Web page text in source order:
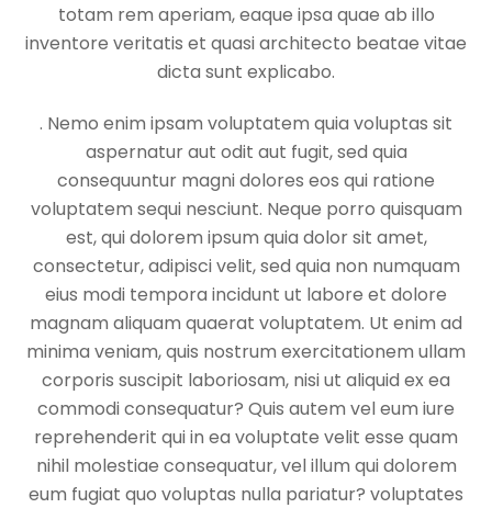
totam rem aperiam, eaque ipsa quae ab illo
inventore veritatis et quasi architecto beatae vitae
dicta sunt explicabo.
. Nemo enim ipsam voluptatem quia voluptas sit
aspernatur aut odit aut fugit, sed quia
consequuntur magni dolores eos qui ratione
voluptatem sequi nesciunt. Neque porro quisquam
est, qui dolorem ipsum quia dolor sit amet,
consectetur, adipisci velit, sed quia non numquam
eius modi tempora incidunt ut labore et dolore
magnam aliquam quaerat voluptatem. Ut enim ad
minima veniam, quis nostrum exercitationem ullam
corporis suscipit laboriosam, nisi ut aliquid ex ea
commodi consequatur? Quis autem vel eum iure
reprehenderit qui in ea voluptate velit esse quam
nihil molestiae consequatur, vel illum qui dolorem
eum fugiat quo voluptas nulla pariatur? voluptates